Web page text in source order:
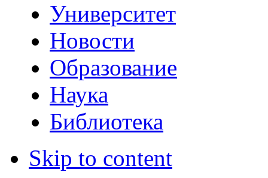
Университет
Новости
Образование
Наука
Библиотека
Skip to content